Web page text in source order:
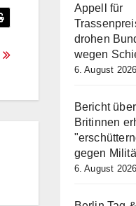
Appell für
drohen
wegen
6. August 2026
Bericht
Britinnen
gegen
6. August 2026